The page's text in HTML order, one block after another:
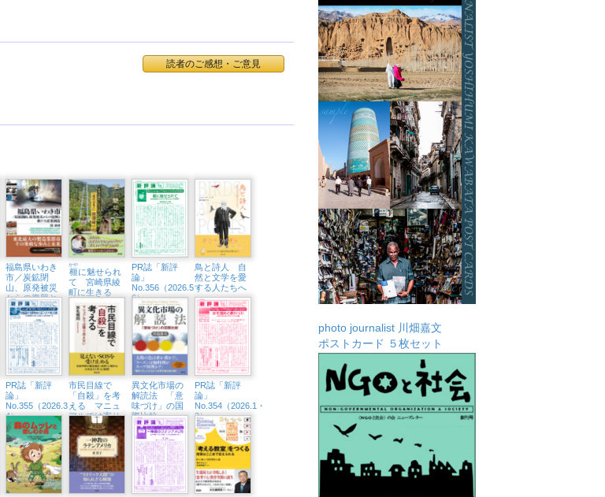
読者のご感想・ご意見
福島県いわき
市／炭鉱閉
山、原発被災
からの復興と
新たな産業創
造
榧
かや
に魅せられ
て 宮崎県綾
町に生きる
「現代の名
工」熊須健一
PR誌「新評
論」
No.356（2026.5・
6）
鳥と詩人 自
然と文学を愛
する人たちへ
PR誌「新評
論」
No.355（2026.3・
4）
市民目線で
「自殺」を考
える マニュ
アルでは寄り
添えない
異文化市場の
解読法 「意
味づけ」の国
際比較
PR誌「新評
論」
No.354（2026.1・
2）
photo journalist 川畑嘉文
ポストカード ５枚セット